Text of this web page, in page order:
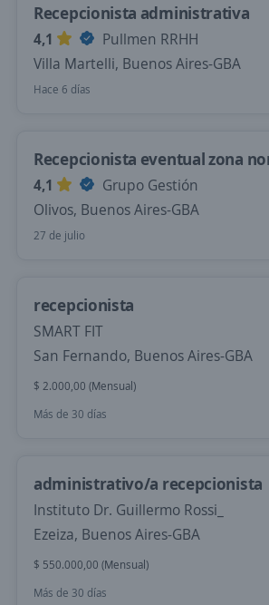
Recepcionista administrativa
4,1
Pullmen RRHH
Villa Martelli, Buenos Aires-GBA
Hace 6 días
Recepcionista eventual zona
4,1
Grupo Gestión
Olivos, Buenos Aires-GBA
27 de julio
recepcionista
SMART FIT
San Fernando, Buenos Aires-GBA
$ 2.000,00 (Mensual)
Más de 30 días
administrativo/a recepcionista
Instituto Dr. Guillermo Rossi_
Ezeiza, Buenos Aires-GBA
$ 550.000,00 (Mensual)
Más de 30 días